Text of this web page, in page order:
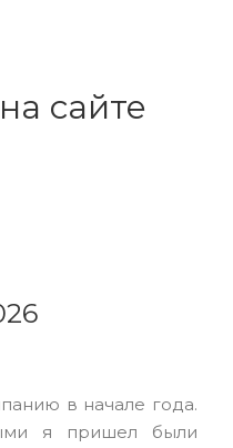
сайте
в начале года.
я пришел были